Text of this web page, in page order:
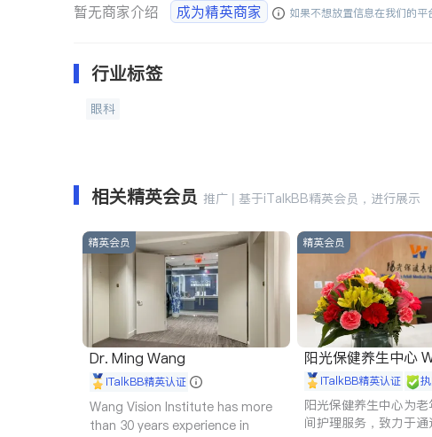
暂无商家介绍 成为精英商家 如果不想放置信息在我们的平
行业标签
眼科
相关精英会员 推广 | 基于iTalkBB精英会员，进行展示
精英会员
Dr. Ming Wang
iTalkBB精英认证
Wang Vision Institute has more
than 30 years experience in
精英会员
阳光保健养生中心
iTalkBB精英认证
阳光保健养生中心为老
间护理服务，致力于